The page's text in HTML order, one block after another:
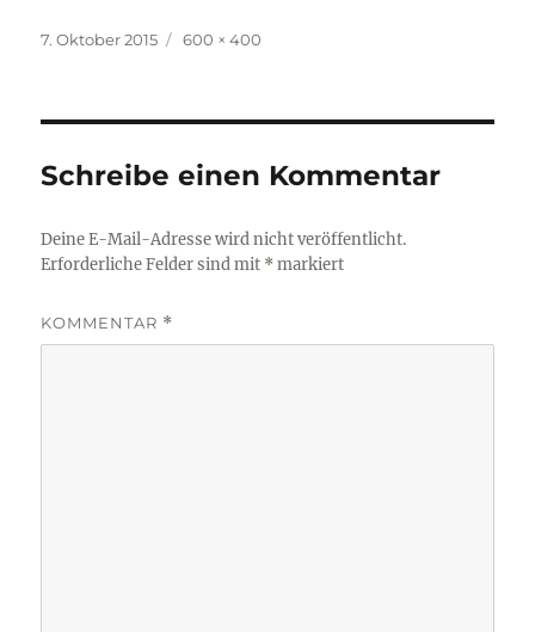
Veröffentlicht
7. Oktober 2015 Originalgröße
600 × 400
Schreibe einen Kommentar
Deine E-Mail-Adresse wird nicht veröffentlicht.
Erforderliche Felder sind mit *markiert
KOMMENTAR *